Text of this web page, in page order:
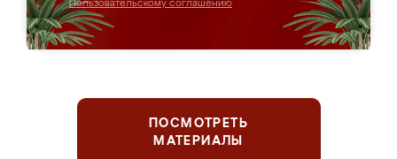
Пользовательскому соглашению
ПОСМОТРЕТЬ
МАТЕРИАЛЫ